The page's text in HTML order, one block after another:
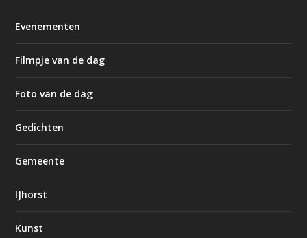
Evenementen
Filmpje van de dag
Foto van de dag
Gedichten
Gemeente
IJhorst
Kunst